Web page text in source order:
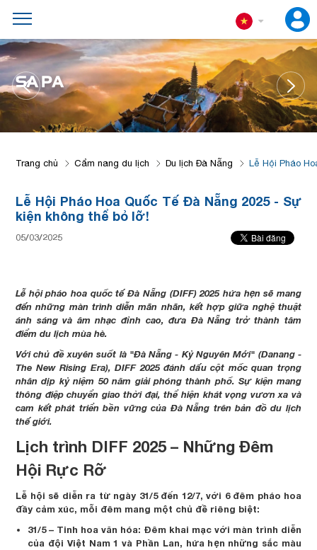
SA PA
Trang chủ Cẩm nang du lịch Du lịch Đà Nẵng Lễ Hội Pháo
Lễ Hội Pháo Hoa Quốc Tế Đà Nẵng 2025 - Sự
kiện không thể bỏ lỡ!
05/03/2025
Lễ hội pháo hoa quốc tế Đà Nẵng (DIFF) 2025 hứa hẹn sẽ mang
đến những màn trình diễn mãn nhãn, kết hợp giữa nghệ thuật
ánh sáng và âm nhạc đỉnh cao, đưa Đà Nẵng trở thành tâm
điểm du lịch mùa hè.
Với chủ đề xuyên suốt là "Đà Nẵng - Kỷ Nguyên Mới" (Danang -
The New Rising Era), DIFF 2025 đánh dấu cột mốc quan trọng
nhân dịp kỷ niệm 50 năm giải phóng thành phố. Sự kiện mang
thông điệp chuyển giao thời đại, thể hiện khát vọng vươn xa và
cam kết phát triển bền vững của Đà Nẵng trên bản đồ du lịch
thế giới.
Lịch trình DIFF 2025 – Những Đêm
Hội Rực Rỡ
Lễ hội sẽ diễn ra từ ngày 31/5 đến 12/7, với 6 đêm pháo hoa
đầy cảm xúc, mỗi đêm mang một chủ đề riêng biệt:
31/5 – Tinh hoa văn hóa: Đêm khai mạc với màn trình diễn
của đội Việt Nam 1 và Phần Lan, hứa hẹn những sắc màu